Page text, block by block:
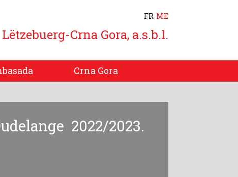
FR ME
Lëtzebuerg-Crna Gora, a.s.b.l.
Crna Gora
2022/2023.